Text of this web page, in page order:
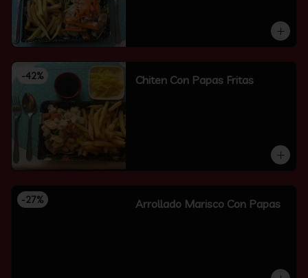
-42% Chiten Con Papas Fritas
-27% Arrollado Marisco Con Papas